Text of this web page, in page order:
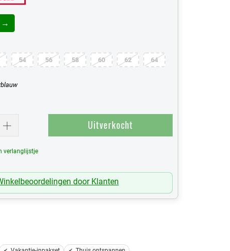
→
54 56 58 60 62 64
Uitverkocht
verlanglijstje
door Klanten